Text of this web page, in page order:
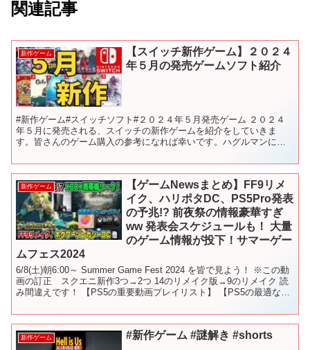
関連記事
新作ゲーム
【スイッチ新作ゲーム】２０２４
年５月の発売ゲームソフト紹介
#新作ゲーム#スイッチソフト#２０２４年５月発売ゲーム ２０２４
年５月に発売される、スイッチの新作ゲームを紹介をしていきま
す。皆さんのゲーム購入の参考になれば幸いです。ハグルマンにが
新作ゲーム
【ゲームNewsまとめ】FF9リメ
イク、ハリポタDC、PS5Pro発表
の予兆!? 前夜祭の情報豪華すぎ
ww 発表会スケジュールも！ 大量
のゲーム情報が投下！サマーゲー
ムフェス2024
6/8(土)朝6:00～ Summer Game Fest 2024 を皆で見よう！ ※この動
画の訂正 スクエニ新作3つ→2つ 14のリメイク版→9のリメイク 読
み間違えです！ 【PS5の重要動画プレイリスト】 【PS5の最適なモ
新作ゲーム #新作ゲーム #謎解き #shorts